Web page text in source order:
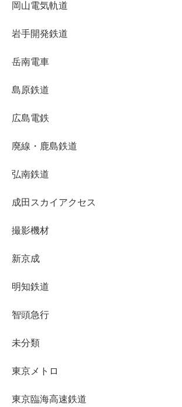
岡山電気軌道
岩手開発鉄道
岳南電車
島原鉄道
広島電鉄
廃線・鹿島鉄道
弘南鉄道
成田スカイアクセス
撮影機材
新京成
明知鉄道
智頭急行
未分類
東京メトロ
東京臨海高速鉄道